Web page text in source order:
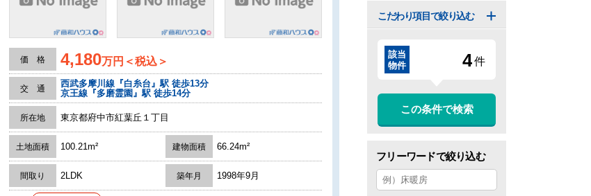
価 格 4,180万円＜税込＞
交 通
西武多摩川線『白糸台』駅 徒歩13分
京王線『多磨霊園』駅 徒歩14分
所在地 東京都府中市紅葉丘１丁目
土地面積 100.21m² 建物面積 66.24m²
間取り 2LDK 築年月 1998年9月
こだわり項目で絞り込む
該当
物件
4件
この条件で検索
フリーワードで絞り込む